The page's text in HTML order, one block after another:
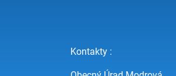
Kontakty :